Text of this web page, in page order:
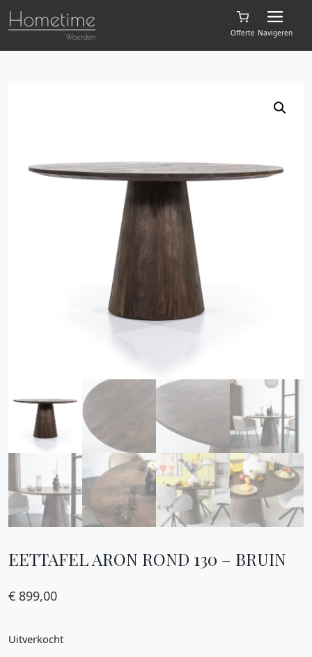
Offerte Navigeren
EETTAFEL ARON ROND 130 – BRUIN
€ 899,00
Uitverkocht